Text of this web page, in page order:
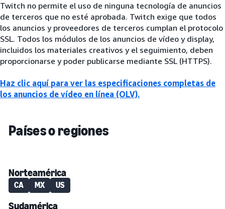
Twitch no permite el uso de ninguna tecnología de anuncios
de terceros que no esté aprobada. Twitch exige que todos
los anuncios y proveedores de terceros cumplan el protocolo
SSL. Todos los módulos de los anuncios de vídeo y display,
incluidos los materiales creativos y el seguimiento, deben
proporcionarse y poder publicarse mediante SSL (HTTPS).
Haz clic aquí para ver las especificaciones completas de
los anuncios de vídeo en línea (OLV).
Países o regiones
Norteamérica
CA MX US
Sudamérica